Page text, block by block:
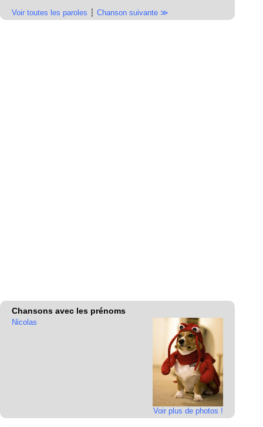
Voir toutes les paroles ┆ Chanson suivante ≫
Chansons avec les prénoms
Voir plus de photos !
Nicolas